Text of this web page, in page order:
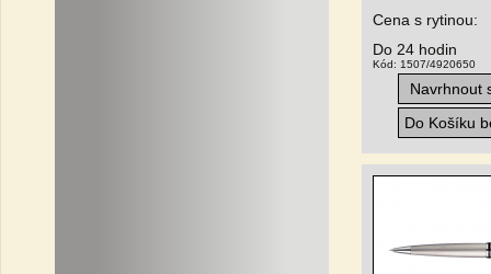
Cena s rytinou:
Do 24 hodin
Kód: 1507/4920650
Navrhnout
Do Košíku